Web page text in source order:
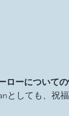
民と共に生きる
ローについて
としても、祝